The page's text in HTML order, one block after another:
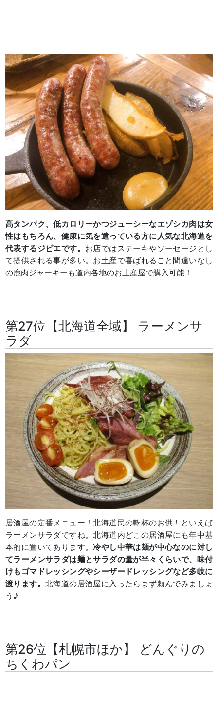
高タンパク、低カロリーかつジューシーなエゾシカ肉は女
性はもちろん、健康に気を遣っている方に人気な北海道を
代表するジビエです。 お店ではステーキやソーセージとし
て提供される事が多い。お土産で喜ばれること間違いなし
の鹿肉ジャーキーも道内各地のお土産屋で購入可能！
第27位【北海道全域】 ラーメンサ
ラダ
居酒屋の定番メニュー！北海道民の乾杯のお供！といえば
ラーメンサラダですね。北海道内どこの居酒屋にも年中基
本的に置いてあります。冷やし中華は麺が中心なのに対し
てラーメンサラダは麺とサラダの量が半々くらいで、味付
けもゴマドレッシングやシーザードレッシングなど多岐に
渡ります。 北海道の居酒屋に入ったらまず頼んでみましょ
う♪
第26位【札幌市ほか】 どんぐりの
ちくわパン